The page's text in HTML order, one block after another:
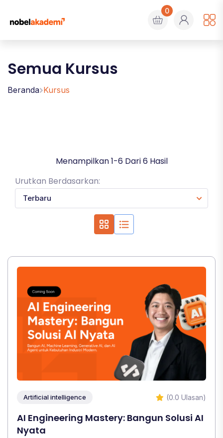
0
Semua Kursus
Beranda Kursus
Menampilkan 1-6 Dari 6 Hasil
Urutkan Berdasarkan:
Artificial intelligence (0.0 Ulasan)
AI Engineering Mastery: Bangun Solusi AI
Nyata